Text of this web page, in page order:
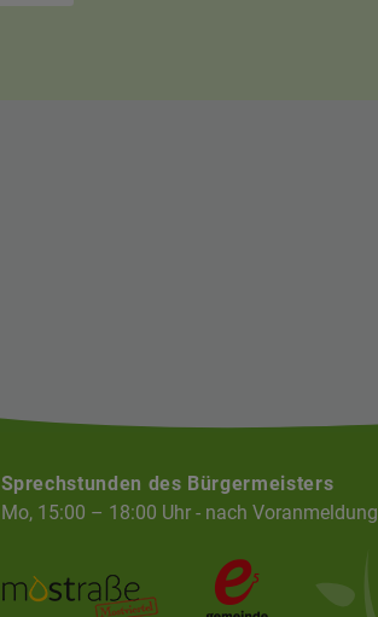
Sprechstunden des Bürgermeisters
Mo, 15:00 – 18:00 Uhr - nach Voranmeldung